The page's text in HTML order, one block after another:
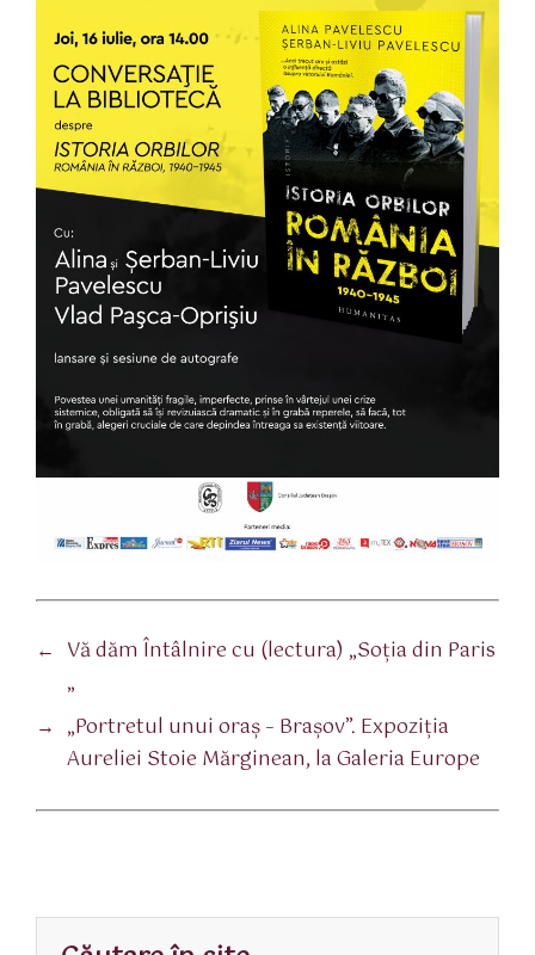
← Vă dăm Întâlnire cu (lectura) „Soţia din Paris
„
→ „Portretul unui oraș – Brașov”. Expoziția
Aureliei Stoie Mărginean, la Galeria Europe